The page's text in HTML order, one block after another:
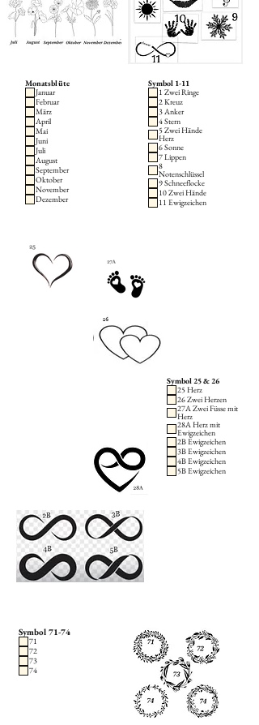
Monatsblüte
Januar
Februar
März
April
Mai
Juni
Juli
August
September
Oktober
November
Dezember
Symbol 1-11
1 Zwei Ringe
2 Kreuz
3 Anker
4 Stern
5 Zwei Hände
Herz
6 Sonne
7 Lippen
8
Notenschlüssel
9 Schneeflocke
10 Zwei Hände
11 Ewigzeichen
Symbol 25 & 26
25 Herz
26 Zwei Herzen
27A Zwei Füsse mit
Herz
28A Herz mit
Ewigzeichen
2B Ewigzeichen
3B Ewigzeichen
4B Ewigzeichen
5B Ewigzeichen
Symbol 71-74
71
72
73
74